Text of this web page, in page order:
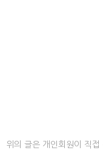
위의 글은 개인회원이 직